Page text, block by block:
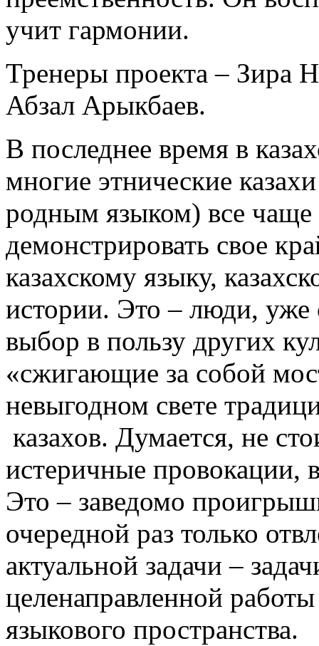
учит гармонии.
Тренеры проекта – Зира
Абзал Арыкбаев.
В последнее время в
многие этнические
родным языком) все чаще
демонстрировать свое
казахскому языку,
истории. Это – люди, уже
выбор в пользу других
«сжигающие за собой
невыгодном свете
казахов. Думается, не
истеричные провокации,
Это – заведомо
очередной раз только
актуальной задачи –
целенаправленной
языкового пространства.